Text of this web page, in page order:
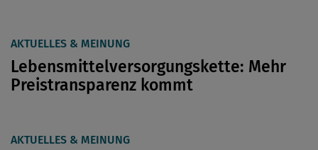
AKTUELLES & MEINUNG
Lebensmittelversorgungskette: Mehr
Preistransparenz kommt
AKTUELLES & MEINUNG